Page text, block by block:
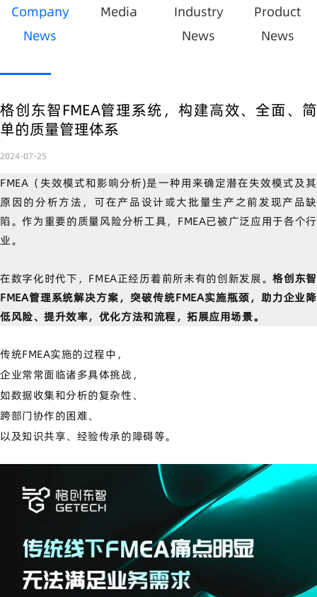
Company
News
Media
Industry
News
Product
News
格创东智FMEA管理系统，构建高效、全面、简
单的质量管理体系
2024-07-25
FMEA（失效模式和影响分析)是一种用来确定潜在失效模式及其
原因的分析方法，可在产品设计或大批量生产之前发现产品缺
陷。作为重要的质量风险分析工具，FMEA已被广泛应用于各个行
业。
在数字化时代下，FMEA正经历着前所未有的创新发展。格创东智
FMEA管理系统解决方案，突破传统FMEA实施瓶颈，助力企业降
低风险、提升效率，优化方法和流程，拓展应用场景。
传统FMEA实施的过程中，
企业常常面临诸多具体挑战，
如数据收集和分析的复杂性、
跨部门协作的困难、
以及知识共享、经验传承的障碍等。